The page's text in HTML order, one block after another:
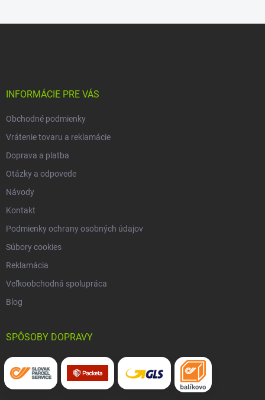
INFORMÁCIE PRE VÁS
Obchodné podmienky
Vrátenie tovaru a reklamácie
Doprava a platba
Otázky a odpovede
Návody
Kontakt
Podmienky ochrany osobných údajov
Súbory cookies
Reklamácia
Veľkoobchodná spolupráca
Blog
SPÔSOBY DOPRAVY